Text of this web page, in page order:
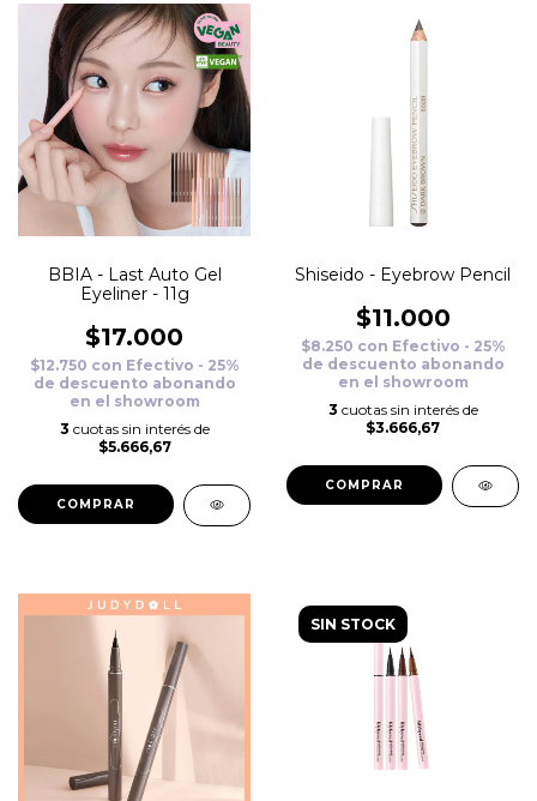
BBIA - Last Auto Gel
Eyeliner - 11g
$17.000
$12.750 con Efectivo - 25%
de descuento abonando
en el showroom
3 cuotas sin interés de
$5.666,67
COMPRAR
Shiseido - Eyebrow Pencil
$11.000
$8.250 con Efectivo - 25%
de descuento abonando
en el showroom
3 cuotas sin interés de
$3.666,67
COMPRAR
SIN STOCK